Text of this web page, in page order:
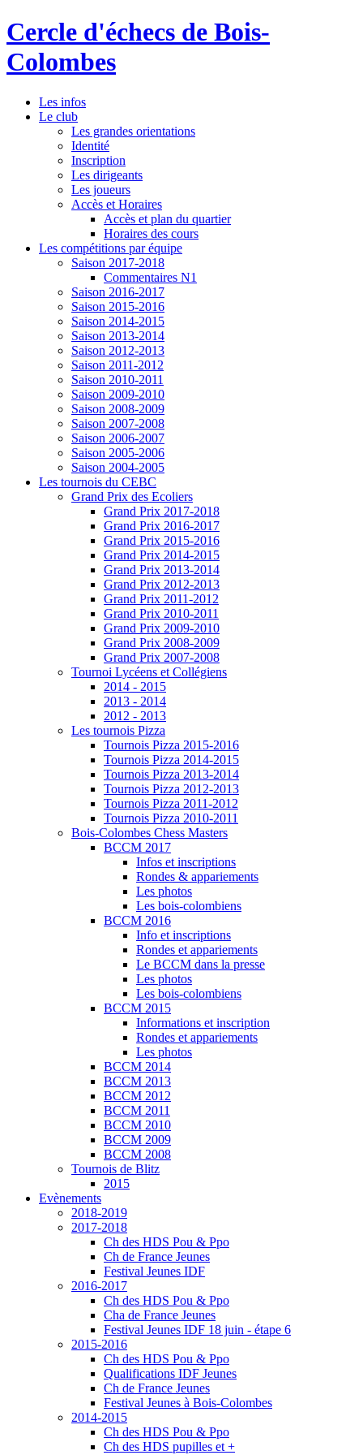
Cercle d'échecs de Bois-
Colombes
Les infos
Le club
Les grandes orientations
Identité
Inscription
Les dirigeants
Les joueurs
Accès et Horaires
Accès et plan du quartier
Horaires des cours
Les compétitions par équipe
Saison 2017-2018
Commentaires N1
Saison 2016-2017
Saison 2015-2016
Saison 2014-2015
Saison 2013-2014
Saison 2012-2013
Saison 2011-2012
Saison 2010-2011
Saison 2009-2010
Saison 2008-2009
Saison 2007-2008
Saison 2006-2007
Saison 2005-2006
Saison 2004-2005
Les tournois du CEBC
Grand Prix des Ecoliers
Grand Prix 2017-2018
Grand Prix 2016-2017
Grand Prix 2015-2016
Grand Prix 2014-2015
Grand Prix 2013-2014
Grand Prix 2012-2013
Grand Prix 2011-2012
Grand Prix 2010-2011
Grand Prix 2009-2010
Grand Prix 2008-2009
Grand Prix 2007-2008
Tournoi Lycéens et Collégiens
2014 - 2015
2013 - 2014
2012 - 2013
Les tournois Pizza
Tournois Pizza 2015-2016
Tournois Pizza 2014-2015
Tournois Pizza 2013-2014
Tournois Pizza 2012-2013
Tournois Pizza 2011-2012
Tournois Pizza 2010-2011
Bois-Colombes Chess Masters
BCCM 2017
Infos et inscriptions
Rondes & appariements
Les photos
Les bois-colombiens
BCCM 2016
Info et inscriptions
Rondes et appariements
Le BCCM dans la presse
Les photos
Les bois-colombiens
BCCM 2015
Informations et inscription
Rondes et appariements
Les photos
BCCM 2014
BCCM 2013
BCCM 2012
BCCM 2011
BCCM 2010
BCCM 2009
BCCM 2008
Tournois de Blitz
2015
Evènements
2018-2019
2017-2018
Ch des HDS Pou & Ppo
Ch de France Jeunes
Festival Jeunes IDF
2016-2017
Ch des HDS Pou & Ppo
Cha de France Jeunes
Festival Jeunes IDF 18 juin - étape 6
2015-2016
Ch des HDS Pou & Ppo
Qualifications IDF Jeunes
Ch de France Jeunes
Festival Jeunes à Bois-Colombes
2014-2015
Ch des HDS Pou & Ppo
Ch des HDS pupilles et +